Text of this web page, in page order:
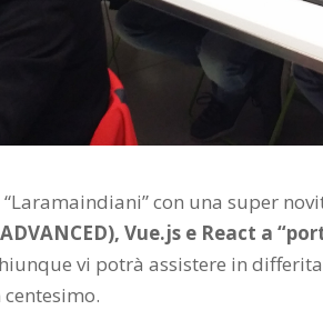
“Laramaindiani” con una super
Vue.js e React a
vi potrà assistere in